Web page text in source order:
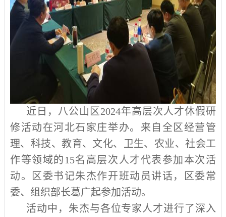
近日，八公山区 2024年高层次人才休假研
修活动在河北石家庄举办。来自全区经营管
理、科技、教育、文化、卫生、农业、社会工
作等领域的 15名高层次人才代表参加本次活
动。区委书记朱杰作开班动员讲话，区委常
委、组织部长葛广起参加活动。
活动中，朱杰与各位专家人才进行了深入